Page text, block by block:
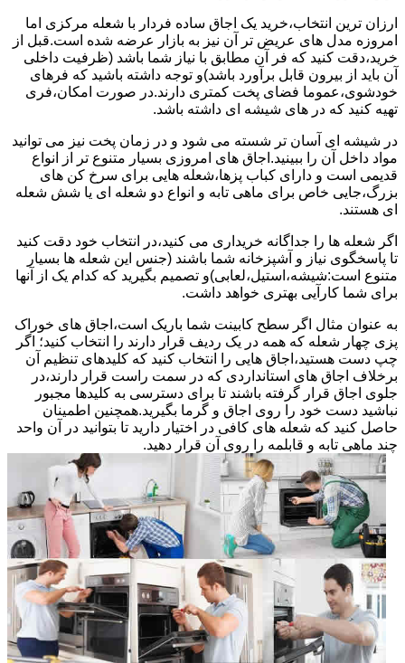
ارزان ترین انتخاب،خرید یک اجاق ساده فردار با شعله مرکزی اما
امروزه مدل های عریض تر آن نیز به بازار عرضه شده است.قبل از
خرید،دقت کنید که فر آن مطابق با نیاز شما باشد (ظرفیت داخلی
آن باید از بیرون قابل برآورد باشد)و توجه داشته باشید که فرهای
خودشوی،عموما فضای پخت کمتری دارند.در صورت امکان،فری
تهیه کنید که در های شیشه ای داشته باشد.
در شیشه ای آسان تر شسته می شود و در زمان پخت نیز می توانید
مواد داخل آن را ببینید.اجاق های امروزی بسیار متنوع تر از انواع
قدیمی است و دارای کباب پزها،شعله هایی برای سرخ کن های
بزرگ،جایی خاص برای ماهی تابه و انواع دو شعله ای یا شش شعله
ای هستند.
اگر شعله ها را جداگانه خریداری می کنید،در انتخاب خود دقت کنید
تا پاسخگوی نیاز و آشپزخانه شما باشند (جنس این شعله ها بسیار
متنوع است:شیشه،استیل،لعابی)و تصمیم بگیرید که کدام یک از آنها
برای شما کارآیی بهتری خواهد داشت.
به عنوان مثال اگر سطح کابینت شما باریک است،اجاق های خوراک
پزی چهار شعله که همه در یک ردیف قرار دارند را انتخاب کنید؛ اگر
چپ دست هستید،اجاق هایی را انتخاب کنید که کلیدهای تنظیم آن
برخلاف اجاق های استانداردی که در سمت راست قرار دارند،در
جلوی اجاق قرار گرفته باشند تا برای دسترسی به کلیدها مجبور
نباشید دست خود را روی اجاق و گرما بگیرید.همچنین اطمینان
حاصل کنید که شعله های کافی در اختیار دارید تا بتوانید در آن واحد
چند ماهی تابه و قابلمه را روی آن قرار دهید.